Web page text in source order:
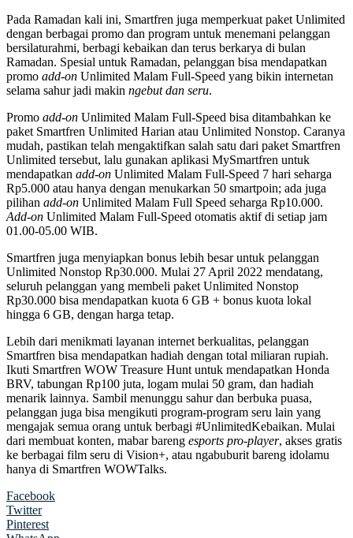
Pada Ramadan kali ini, Smartfren juga memperkuat paket Unlimited
dengan berbagai promo dan program untuk menemani pelanggan
bersilaturahmi, berbagi kebaikan dan terus berkarya di bulan
Ramadan. Spesial untuk Ramadan, pelanggan bisa mendapatkan
promo add-on Unlimited Malam Full-Speed yang bikin internetan
selama sahur jadi makin ngebut dan seru.
Promo add-on Unlimited Malam Full-Speed bisa ditambahkan ke
paket Smartfren Unlimited Harian atau Unlimited Nonstop. Caranya
mudah, pastikan telah mengaktifkan salah satu dari paket Smartfren
Unlimited tersebut, lalu gunakan aplikasi MySmartfren untuk
mendapatkan add-on Unlimited Malam Full-Speed 7 hari seharga
Rp5.000 atau hanya dengan menukarkan 50 smartpoin; ada juga
pilihan add-on Unlimited Malam Full Speed seharga Rp10.000.
Add-on Unlimited Malam Full-Speed otomatis aktif di setiap jam
01.00-05.00 WIB.
Smartfren juga menyiapkan bonus lebih besar untuk pelanggan
Unlimited Nonstop Rp30.000. Mulai 27 April 2022 mendatang,
seluruh pelanggan yang membeli paket Unlimited Nonstop
Rp30.000 bisa mendapatkan kuota 6 GB + bonus kuota lokal
hingga 6 GB, dengan harga tetap.
Lebih dari menikmati layanan internet berkualitas, pelanggan
Smartfren bisa mendapatkan hadiah dengan total miliaran rupiah.
Ikuti Smartfren WOW Treasure Hunt untuk mendapatkan Honda
BRV, tabungan Rp100 juta, logam mulai 50 gram, dan hadiah
menarik lainnya. Sambil menunggu sahur dan berbuka puasa,
pelanggan juga bisa mengikuti program-program seru lain yang
mengajak semua orang untuk berbagi #UnlimitedKebaikan. Mulai
dari membuat konten, mabar bareng esports pro-player, akses gratis
ke berbagai film seru di Vision+, atau ngabuburit bareng idolamu
hanya di Smartfren WOWTalks.
Facebook
Twitter
Pinterest